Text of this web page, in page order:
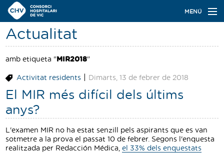
Navegació
principal
MENÚ
Actualitat
Coneix el Consorci
Especialitats
Oferta de places
Contacte
Actualitat
amb etiqueta " MIR2018"
Activitat residents| Dimarts, 13 de febrer de 2018
El MIR més difícil dels últims
anys?
L'examen MIR no ha estat senzill pels aspirants que es van
sotmetre a la prova el passat 10 de febrer. Segons l'enquesta
realitzada per Redacción Médica, el 33% dels enquestats